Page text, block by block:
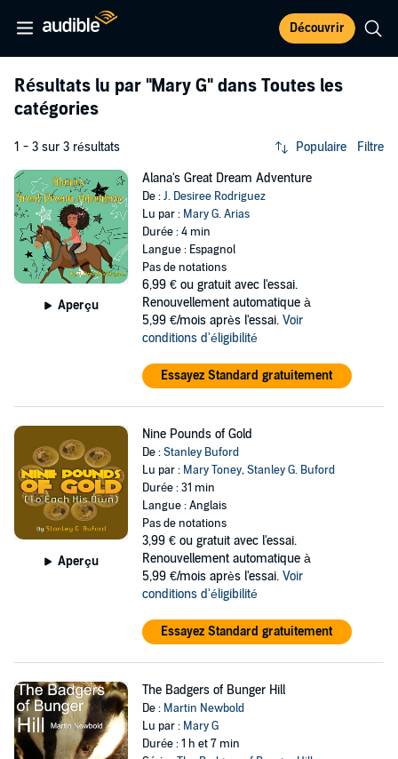
Découvrir
Résultats lu par "Mary G" dans Toutes les
catégories
1 - 3 sur 3 résultats Populaire Filtre
Aperçu
Alana's Great Dream Adventure
De :J. Desiree Rodriguez
Lu par : Mary G. Arias
Durée : 4 min
Langue : Espagnol
Pas de notations
6,99 € ou gratuit avec l'essai.
Renouvellement automatique à
5,99 €/mois après l'essai. Voir
conditions d'éligibilité
Essayez Standard gratuitement
Aperçu
Nine Pounds of Gold
De :Stanley Buford
Lu par : Mary Toney,Stanley G. Buford
Durée : 31 min
Langue : Anglais
Pas de notations
3,99 € ou gratuit avec l'essai.
Renouvellement automatique à
5,99 €/mois après l'essai. Voir
conditions d'éligibilité
Essayez Standard gratuitement
The Badgers of Bunger Hill
De : Martin Newbold
Lu par : Mary G
Durée : 1 h et 7 min